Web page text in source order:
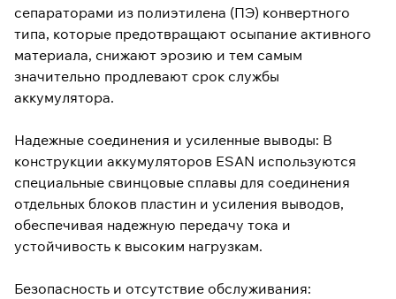
сепараторами из полиэтилена (ПЭ) конвертного
типа, которые предотвращают осыпание активного
материала, снижают эрозию и тем самым
значительно продлевают срок службы
аккумулятора.
Надежные соединения и усиленные выводы: В
конструкции аккумуляторов ESAN используются
специальные свинцовые сплавы для соединения
отдельных блоков пластин и усиления выводов,
обеспечивая надежную передачу тока и
устойчивость к высоким нагрузкам.
Безопасность и отсутствие обслуживания: